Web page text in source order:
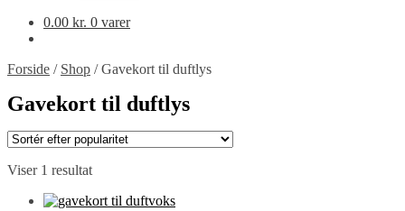
0.00 kr. 0 varer
Forside / Shop /Gavekort til duftlys
Gavekort til duftlys
Viser 1 resultat